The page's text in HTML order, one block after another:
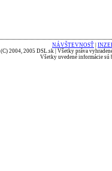
NÁVŠTEVNOSŤ
(C) 2004, 2005 DSL.sk | Všetky práva
Všetky uvedené informácie sú